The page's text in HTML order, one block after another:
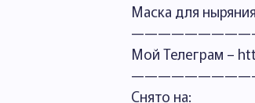
Маска для
Мой Телеграм –
Снято на: